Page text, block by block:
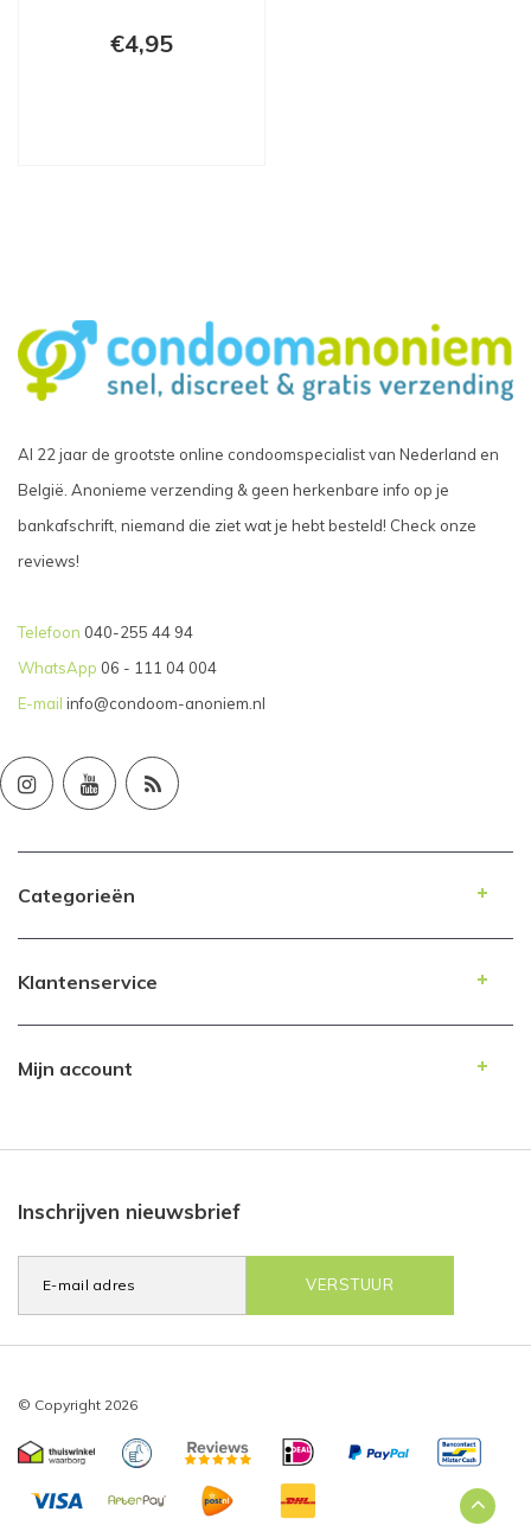
€4,95
Al 22 jaar de grootste online condoomspecialist van Nederland en
België. Anonieme verzending & geen herkenbare info op je
bankafschrift, niemand die ziet wat je hebt besteld! Check onze
reviews!
Telefoon 040-255 44 94
WhatsApp 06 - 111 04 004
E-mail info@condoom-anoniem.nl
Categorieën
Klantenservice
Mijn account
Inschrijven nieuwsbrief
VERSTUUR
© Copyright 2026